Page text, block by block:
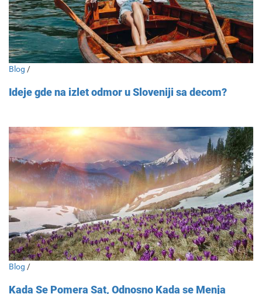
Blog /
Ideje gde na izlet odmor u Sloveniji sa decom?
Blog /
Kada Se Pomera Sat, Odnosno Kada se Menja